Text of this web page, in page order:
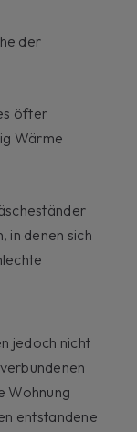
der
öfter
Wärme
in denen sich
jedoch nicht
Wohnung
entstandene